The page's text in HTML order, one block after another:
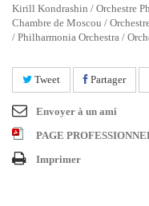
Kirill Kondrashin / Orchestre
Chambre de Moscou /
/ Philharmonia Orchestra /
Tweet Partager
Envoyer à un ami
PAGE
Imprimer